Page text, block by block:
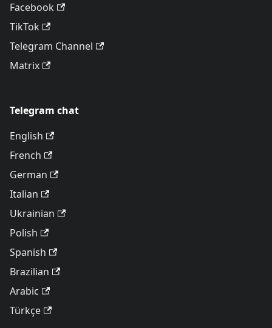
Facebook
TikTok
Telegram Channel
Matrix
Telegram chat
English
French
German
Italian
Ukrainian
Polish
Spanish
Brazilian
Arabic
Türkçe